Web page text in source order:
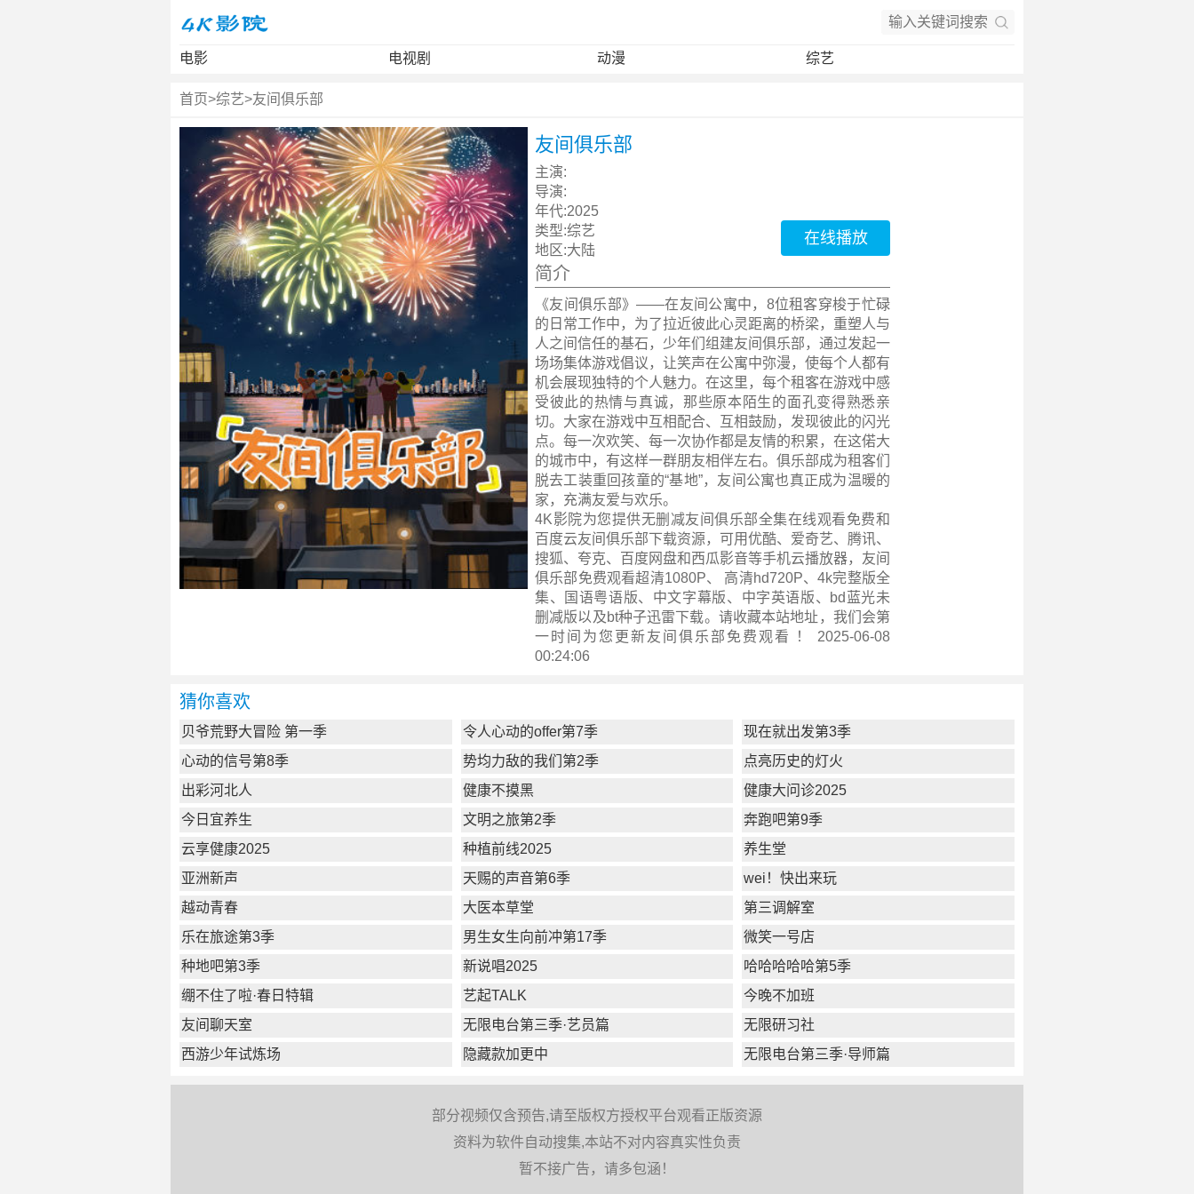
电影 电视剧 动漫 综艺
首页>综艺>友间俱乐部
友间俱乐部
主演:
导演:
年代:2025
类型:综艺
地区:大陆
在线播放
简介
《友间俱乐部》——在友间公寓中，8位租客穿梭于忙碌
的日常工作中，为了拉近彼此心灵距离的桥梁，重塑人与
人之间信任的基石，少年们组建友间俱乐部，通过发起一
场场集体游戏倡议，让笑声在公寓中弥漫，使每个人都有
机会展现独特的个人魅力。在这里，每个租客在游戏中感
受彼此的热情与真诚，那些原本陌生的面孔变得熟悉亲
切。大家在游戏中互相配合、互相鼓励，发现彼此的闪光
点。每一次欢笑、每一次协作都是友情的积累，在这偌大
的城市中，有这样一群朋友相伴左右。俱乐部成为租客们
脱去工装重回孩童的“基地”，友间公寓也真正成为温暖的
家，充满友爱与欢乐。
4K影院为您提供无删减友间俱乐部全集在线观看免费和
百度云友间俱乐部下载资源，可用优酷、爱奇艺、腾讯、
搜狐、夸克、百度网盘和西瓜影音等手机云播放器，友间
俱乐部免费观看超清1080P、 高清hd720P、4k完整版全
集、国语粤语版、中文字幕版、中字英语版、bd蓝光未
删减版以及bt种子迅雷下载。请收藏本站地址，我们会第
一时间为您更新友间俱乐部 免费观看 ！ 2025-06-08
00:24:06
猜你喜欢
贝爷荒野大冒险 第一季 令人心动的offer第7季
现在就出发第3季
心动的信号第8季
势均力敌的我们第2季
点亮历史的灯火
出彩河北人
健康不摸黑
健康大问诊2025
今日宜养生
文明之旅第2季
奔跑吧第9季
云享健康2025
种植前线2025
养生堂
亚洲新声
天赐的声音第6季
wei！快出来玩
越动青春
大医本草堂
第三调解室
乐在旅途第3季
男生女生向前冲第17季
微笑一号店
种地吧第3季
新说唱2025
哈哈哈哈哈第5季
绷不住了啦·春日特辑
艺起TALK
今晚不加班
友间聊天室
无限电台第三季·艺员篇
无限研习社
西游少年试炼场
隐藏款加更中 无限电台第三季·导师篇
部分视频仅含预告,请至版权方授权平台观看正版资源
资料为软件自动搜集,本站不对内容真实性负责
暂不接广告，请多包涵！